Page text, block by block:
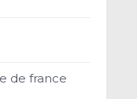
de france